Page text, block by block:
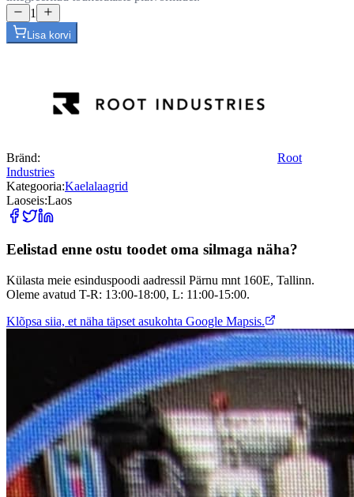
1
Lisa korvi
Bränd:
Root
Industries
Kategooria:Kaelalaagrid
Laoseis:Laos
Eelistad enne ostu toodet oma silmaga näha?
Külasta meie esinduspoodi aadressil Pärnu mnt 160E, Tallinn.
Oleme avatud T-R: 13:00-18:00, L: 11:00-15:00.
Klõpsa siia, et näha täpset asukohta Google Mapsis.